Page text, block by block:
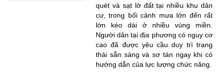
quét và sạt lở đất tại nhiều khu dân
cư, trong bối cảnh mưa lớn đến rất
lớn kéo dài ở nhiều vùng miền.
Người dân tại địa phương có nguy cơ
cao đã được yêu cầu duy trì trạng
thái sẵn sàng và sơ tán ngay khi có
hướng dẫn của lực lượng chức năng.